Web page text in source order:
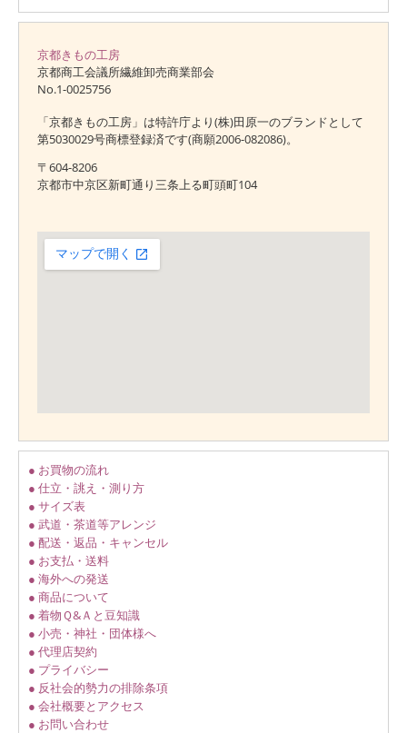
京都きもの工房
京都商工会議所繊維卸売商業部会
No.1-0025756
「京都きもの工房」は特許庁より(株)田原一のブランドとして
第5030029号商標登録済です(商願2006-082086)。
〒604-8206
京都市中京区新町通り三条上る町頭町104
● お買物の流れ
● 仕立・誂え・測り方
● サイズ表
● 武道・茶道等アレンジ
● 配送・返品・キャンセル
● お支払・送料
● 海外への発送
● 商品について
● 着物Ｑ&Ａと豆知識
● 小売・神社・団体様へ
● 代理店契約
● プライバシー
● 反社会的勢力の排除条項
● 会社概要とアクセス
● お問い合わせ